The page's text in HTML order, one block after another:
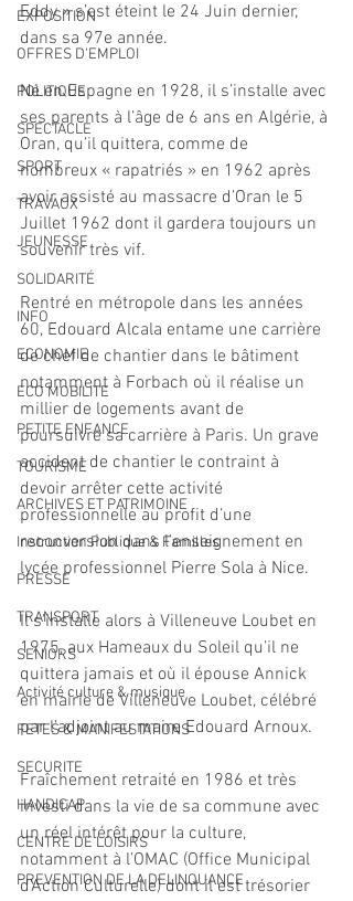
EXPOSITION
OFFRES D'EMPLOI
POLITIQUE
SPECTACLE
SPORT
TRAVAUX
JEUNESSE
SOLIDARITÉ
INFO
ECONOMIE
ECO MOBILITE
PETITE ENFANCE
TOURISME
ARCHIVES ET PATRIMOINE
Instruction Publique & Familles
PRESSE
TRANSPORT
SENIORS
Activité culture & musique
FETES & MANIFESTATIONS
SECURITE
HANDICAP
CENTRE DE LOISIRS
PREVENTION DE LA DELINQUANCE
Eddy » s’est éteint le 24 Juin dernier,
dans sa 97e année.
Né en Espagne en 1928, il s’installe avec
ses parents à l’âge de 6 ans en Algérie, à
Oran, qu’il quittera, comme de
nombreux « rapatriés » en 1962 après
avoir assisté au massacre d’Oran le 5
Juillet 1962 dont il gardera toujours un
souvenir très vif.
Rentré en métropole dans les années
60, Edouard Alcala entame une carrière
de chef de chantier dans le bâtiment
notamment à Forbach où il réalise un
millier de logements avant de
poursuivre sa carrière à Paris. Un grave
accident de chantier le contraint à
devoir arrêter cette activité
professionnelle au profit d’une
reconversion dans l’enseignement en
lycée professionnel Pierre Sola à Nice.
Il s’installe alors à Villeneuve Loubet en
1975, aux Hameaux du Soleil qu’il ne
quittera jamais et où il épouse Annick
en mairie de Villeneuve Loubet, célébré
par l’adjoint au maire Edouard Arnoux.
Fraîchement retraité en 1986 et très
investi dans la vie de sa commune avec
un réel intérêt pour la culture,
notamment à l’OMAC (Office Municipal
d’Action Culturelle) dont il est trésorier